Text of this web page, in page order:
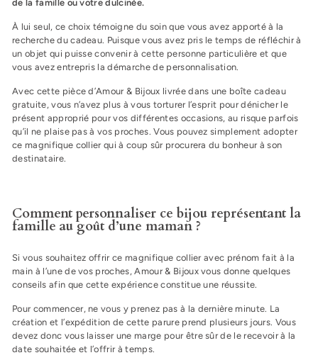
de la famille ou votre dulcinée.
À lui seul, ce choix témoigne du soin que vous avez apporté à la
recherche du cadeau. Puisque vous avez pris le temps de réfléchir à
un objet qui puisse convenir à cette personne particulière et que
vous avez entrepris la démarche de personnalisation.
Avec cette pièce d’Amour & Bijoux livrée dans une boîte cadeau
gratuite, vous n’avez plus à vous torturer l’esprit pour dénicher le
présent approprié pour vos différentes occasions, au risque parfois
qu’il ne plaise pas à vos proches. Vous pouvez simplement adopter
ce magnifique collier qui à coup sûr procurera du bonheur à son
destinataire.
Comment personnaliser ce bijou représentant la
famille au goût d’une maman ?
Si vous souhaitez offrir ce magnifique collier avec prénom fait à la
main à l’une de vos proches, Amour & Bijoux vous donne quelques
conseils afin que cette expérience constitue une réussite.
Pour commencer, ne vous y prenez pas à la dernière minute. La
création et l’expédition de cette parure prend plusieurs jours. Vous
devez donc vous laisser une marge pour être sûr de le recevoir à la
date souhaitée et l’offrir à temps.